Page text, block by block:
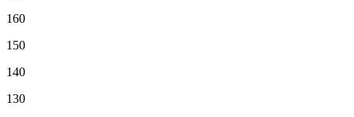
160
150
140
130